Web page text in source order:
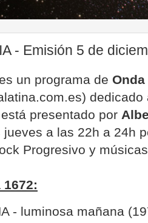
- Emisión 5 de
es un programa de
presentado por
jueves a las 22h a 24h
Progresivo y
1672:
- luminosa mañana